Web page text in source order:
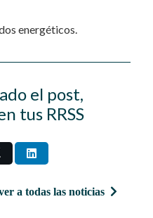
energéticos.
el post,
tus RRSS
a todas las noticias